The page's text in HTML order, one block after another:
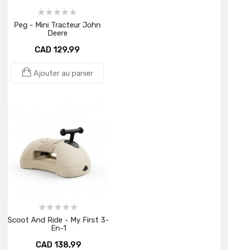
Peg - Mini Tracteur John
Deere
CAD 129,99
Ajouter au panier
Scoot And Ride - My First 3-
En-1
CAD 138,99